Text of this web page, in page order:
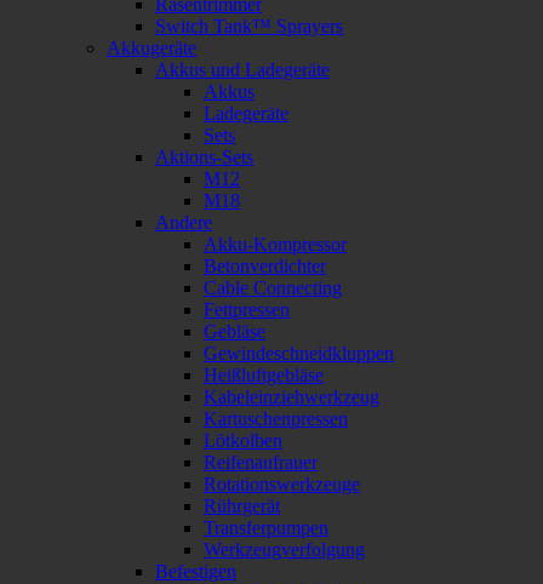
Switch Tank™ Sprayers
Akkugeräte
Akkus und Ladegeräte
Akkus
Ladegeräte
Sets
Aktions-Sets
M12
M18
Andere
Akku-Kompressor
Betonverdichter
Cable Connecting
Fettpressen
Gebläse
Gewindeschneidkluppen
Heißluftgebläse
Kabeleinziehwerkzeug
Kartuschenpressen
Lötkolben
Reifenaufrauer
Rotationswerkzeuge
Rührgerät
Transferpumpen
Werkzeugverfolgung
Befestigen